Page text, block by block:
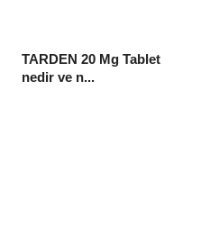
TARDEN 20 Mg Tablet
nedir ve n...